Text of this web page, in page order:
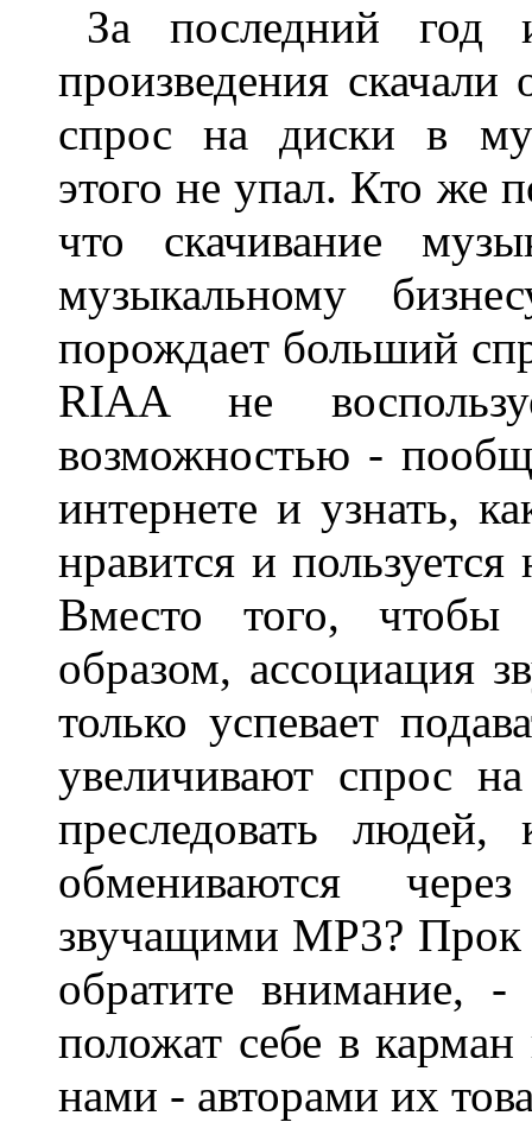
За последний год
произведения
спрос на диски в
этого не упал. Кто же
что скачивание
музыкальному
порождает больший
RIAA не
возможностью -
интернете и узнать,
нравится и
Вместо того,
образом, ассоциация
только успевает
увеличивают спрос
преследовать
обмениваются
звучащими MP3? Прок
обратите внимание,
положат себе в
нами - авторами их